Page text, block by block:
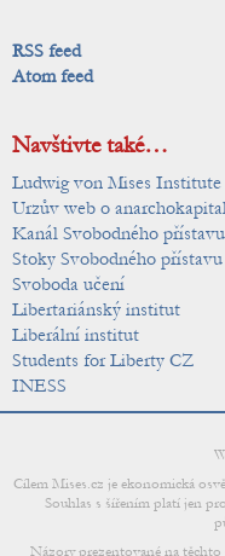
RSS feed
Atom feed
Navštivte také…
Ludwig von Mises Institute
Urzův web o
Kanál Svobodného přístavu
Stoky Svobodného přístavu
Svoboda učení
Libertariánský institut
Liberální institut
Students for Liberty CZ
INESS
Cílem Mises.cz je ekonomická
Souhlas s šířením platí jen
Názory prezentované na